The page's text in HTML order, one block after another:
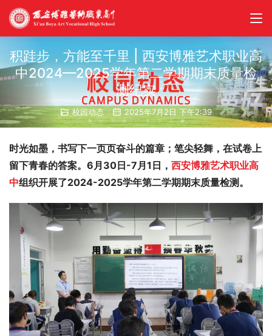
积跬步，方能至千里 | 西安博雅艺术职业高
中2024—2025学年第二学期期末质量检
测纪实
校园动态 2025年7月2日 下午2:39
时光如墨，书写下一页页奋斗的篇章；笔尖轻舞，在试卷上
留下青春的答案。6月30日-7月1日， 西安博雅艺术职业高
中组织开展了2024-2025学年第二学期期末质量检测。